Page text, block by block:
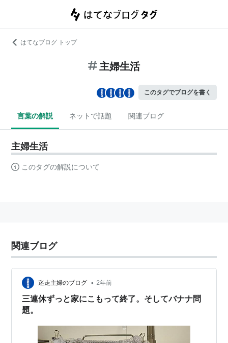
はてなブログ トップ
主婦生活
このタグでブログを書く
言葉の解説 ネットで話題 関連ブログ
主婦生活
このタグの解説について
関連ブログ
迷走主婦のブログ • 2年前
三連休ずっと家にこもって終了。そしてバナナ問
題。